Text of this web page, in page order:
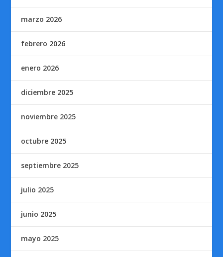
marzo 2026
febrero 2026
enero 2026
diciembre 2025
noviembre 2025
octubre 2025
septiembre 2025
julio 2025
junio 2025
mayo 2025